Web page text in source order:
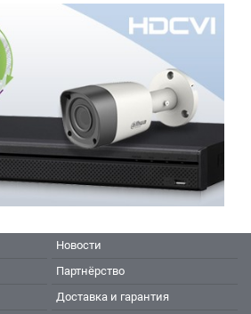
Новости
Партнёрство
Доставка и гарантия